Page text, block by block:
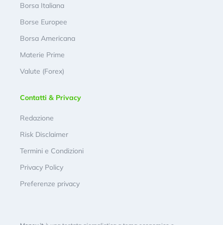
Borsa Italiana
Borse Europee
Borsa Americana
Materie Prime
Valute (Forex)
Contatti & Privacy
Redazione
Risk Disclaimer
Termini e Condizioni
Privacy Policy
Preferenze privacy